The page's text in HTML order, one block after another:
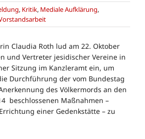
, Kritik, Mediale Aufklärung,
Claudia Roth lud am 22. Oktober
und Vertreter jesidischer Vereine in
Sitzung im Kanzleramt ein, um
Durchführung der vom Bundestag
des Völkermords an den
beschlossenen Maßnahmen –
einer Gedenkstätte – zu